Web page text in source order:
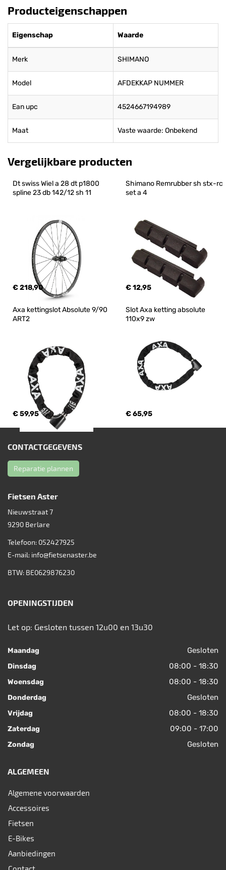
Producteigenschappen
Eigenschap Waarde
Merk SHIMANO
Model AFDEKKAP NUMMER
Ean upc 4524667194989
Maat Vaste waarde: Onbekend
Vergelijkbare producten
Dt swiss Wiel a 28 dt p1800
spline 23 db 142/12 sh 11
€ 218,90
Shimano Remrubber sh stx-rc
set a 4
€ 12,95
Axa kettingslot Absolute 9/90
ART2
€ 59,95
Slot Axa ketting absolute
110x9 zw
€ 65,95
CONTACTGEGEVENS
Reparatie plannen
Fietsen Aster
Nieuwstraat 7
9290 Berlare
Telefoon: 052427925
E-mail: info@fietsenaster.be
BTW: BE0629876230
OPENINGSTIJDEN
Let op: Gesloten tussen 12u00 en 13u30
Maandag Gesloten
Dinsdag 08:00 - 18:30
Woensdag 08:00 - 18:30
Donderdag Gesloten
Vrijdag 08:00 - 18:30
Zaterdag 09:00 - 17:00
Zondag Gesloten
ALGEMEEN
Algemene voorwaarden
Accessoires
Fietsen
E-Bikes
Aanbiedingen